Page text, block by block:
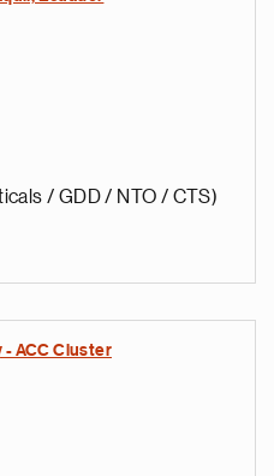
/ GDD / NTO / CTS)
- ACC Cluster